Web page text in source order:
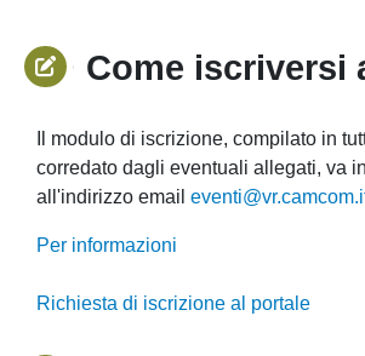
Come iscriversi
Il modulo di iscrizione, compilato in
corredato dagli eventuali allegati, va
all'indirizzo email
Per informazioni
Richiesta di iscrizione al portale